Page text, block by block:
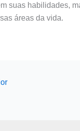
suas habilidades,
áreas da vida.